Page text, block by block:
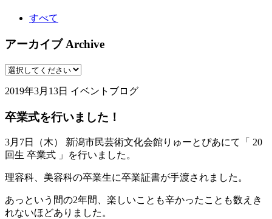
すべて
アーカイブ Archive
2019年3月13日 イベントブログ
卒業式を行いました！
3月7日（木） 新潟市民芸術文化会館りゅーとぴあにて「 20
回生 卒業式 」を行いました。
理容科、美容科の卒業生に卒業証書が手渡されました。
あっという間の2年間、楽しいことも辛かったことも数えき
れないほどありました。